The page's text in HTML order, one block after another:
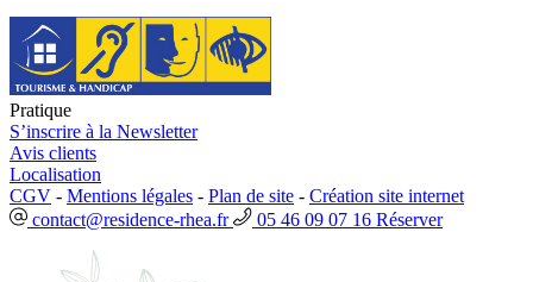
Pratique
S’inscrire à la Newsletter
Avis clients
Localisation
CGV - Mentions légales - Plan de site - Création site internet
contact@residence-rhea.fr
05 46 09 07 16 Réserver